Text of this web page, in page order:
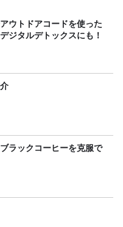
ウトドアコードを使った
ジタルデトックスにも！
ラックコーヒーを克服で